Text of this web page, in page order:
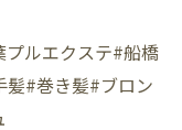
ルエクステ#船橋
#巻き髪#ブロン